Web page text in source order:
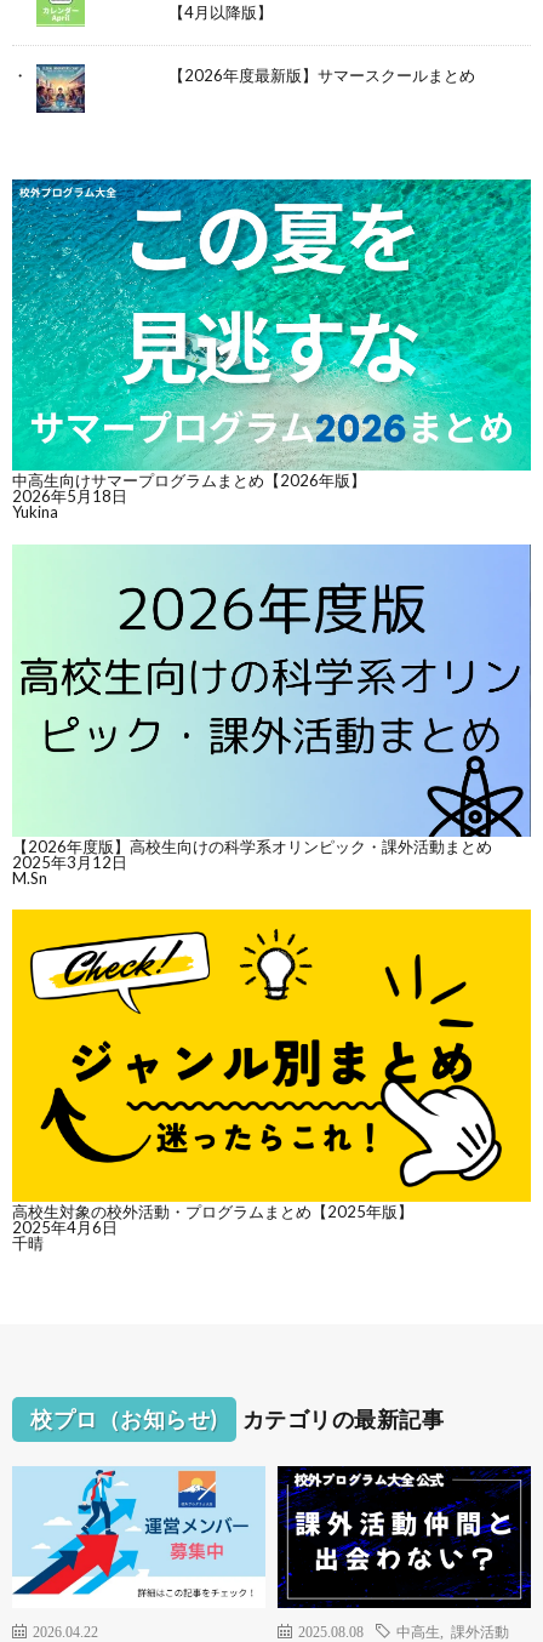
【4月以降版】
【2026年度最新版】サマースクールまとめ
中高生向けサマープログラムまとめ【2026年版】
2026年5月18日
Yukina
【2026年度版】高校生向けの科学系オリンピック・課外活動まとめ
2025年3月12日
M.Sn
高校生対象の校外活動・プログラムまとめ【2025年版】
2025年4月6日
千晴
校プロ（お知らせ) カテゴリの最新記事
2026.04.22
2025.08.08 中高生 課外活動